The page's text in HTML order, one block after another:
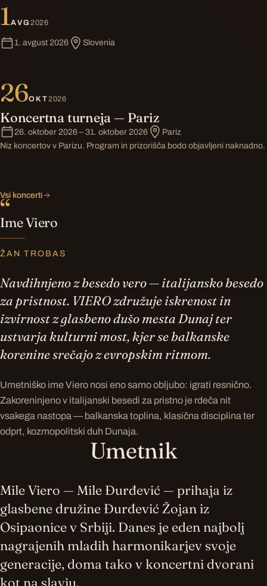
1AVG 2026
1. avgust 2026 Slovenia
26OKT2026
Koncertna turneja — Pariz
26. oktober 2026 – 31. oktober 2026
Pariz
Niz koncertov v Parizu. Program in prizorišča bodo objavljeni naknadno.
Vsi koncerti
“
Ime Viero
ŽAN TROBAS
Navdihnjeno z besedo vero — italijansko besedo
za pristnost. VIERO združuje iskrenost in
izvirnost z glasbeno dušo mesta Dunaj ter
ustvarja kulturni most, kjer se balkanske
korenine srečajo z evropskim ritmom.
Umetniško ime Viero nosi eno samo obljubo: igrati resnično.
Zakoreninjeno v italijanski besedi za pristno je rdeča nit
vsakega nastopa — balkanska toplina, klasična disciplina ter
odprt, kozmopolitski duh Dunaja.
Umetnik
Mile Viero — Mile Đurđević — prihaja iz
glasbene družine Đurđević Žojan iz
Osipaonice v Srbiji. Danes je eden najbolj
nagrajenih mladih harmonikarjev svoje
generacije, doma tako v koncertni dvorani
kot na slavju.